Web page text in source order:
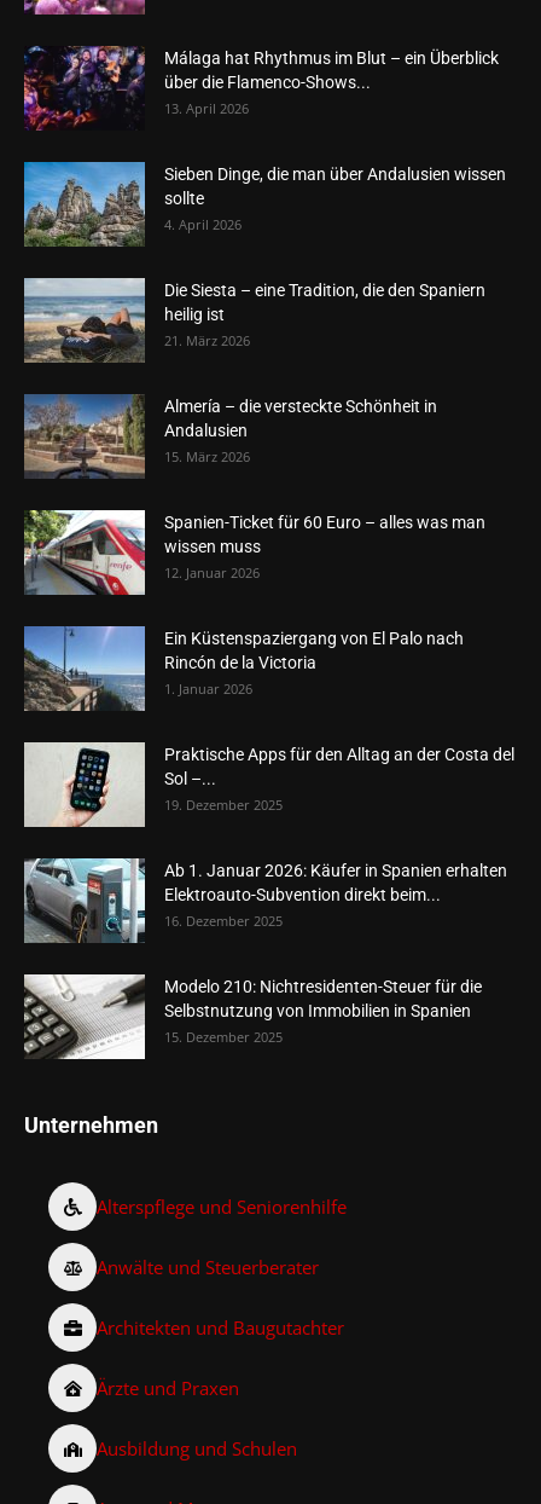
Málaga hat Rhythmus im Blut – ein Überblick
über die Flamenco-Shows...
13. April 2026
Sieben Dinge, die man über Andalusien wissen
sollte
4. April 2026
Die Siesta – eine Tradition, die den Spaniern
heilig ist
21. März 2026
Almería – die versteckte Schönheit in
Andalusien
15. März 2026
Spanien-Ticket für 60 Euro – alles was man
wissen muss
12. Januar 2026
Ein Küstenspaziergang von El Palo nach
Rincón de la Victoria
1. Januar 2026
Praktische Apps für den Alltag an der Costa del
Sol –...
19. Dezember 2025
Ab 1. Januar 2026: Käufer in Spanien erhalten
Elektroauto-Subvention direkt beim...
16. Dezember 2025
Modelo 210: Nichtresidenten-Steuer für die
Selbstnutzung von Immobilien in Spanien
15. Dezember 2025
Unternehmen
Alterspflege und Seniorenhilfe
Anwälte und Steuerberater
Architekten und Baugutachter
Ärzte und Praxen
Ausbildung und Schulen